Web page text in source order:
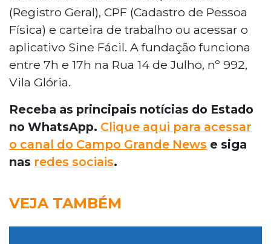
(Registro Geral), CPF (Cadastro de Pessoa
Física) e carteira de trabalho ou acessar o
aplicativo Sine Fácil. A fundação funciona
entre 7h e 17h na Rua 14 de Julho, nº 992,
Vila Glória.
Receba as principais notícias do Estado
no WhatsApp. Clique aqui para acessar
o canal do Campo Grande News e siga
nas redes sociais.
VEJA TAMBÉM